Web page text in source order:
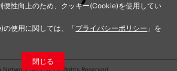
便性向上のため、クッキー(Cookie)を使用してい
使用に関しては、「プライバシーポリシー 」を
閉じる
Network Co.,Ltd. All Rights Reserved.